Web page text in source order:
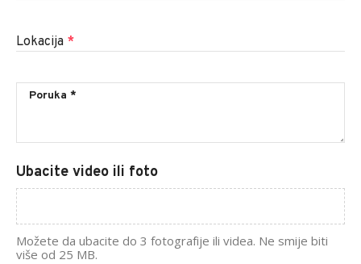
Lokacija *
Ubacite video ili foto
Možete da ubacite do 3 fotografije ili videa. Ne smije biti
više od 25 MB.